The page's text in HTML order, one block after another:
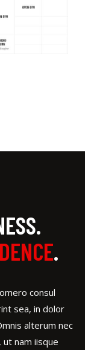
.
consul
sea, in dolor
alterum nec
nam iisque